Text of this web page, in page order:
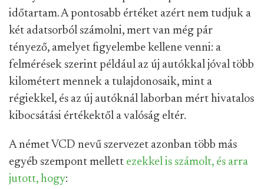
időtartam. A pontosabb értéket azért nem tudjuk a
két adatsorból számolni, mert van még pár
tényező, amelyet figyelembe kellene venni: a
felmérések szerint például az új autókkal jóval több
kilométert mennek a tulajdonosaik, mint a
régiekkel, és az új autóknál laborban mért hivatalos
kibocsátási értékektől a valóság eltér.
A német VCD nevű szervezet azonban több más
egyéb szempont mellett ezekkel is számolt, és arra
jutott, hogy: